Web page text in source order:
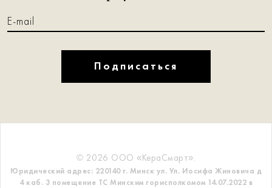
Подписаться
© 2026 ООО «КераСмарт».
Юридический адрес: 220140 г. Минск ул. Ул. Иосифа Жиновича д
4 каб. 3 помещение ТС Минским горисполкомом 14.07.2022 в